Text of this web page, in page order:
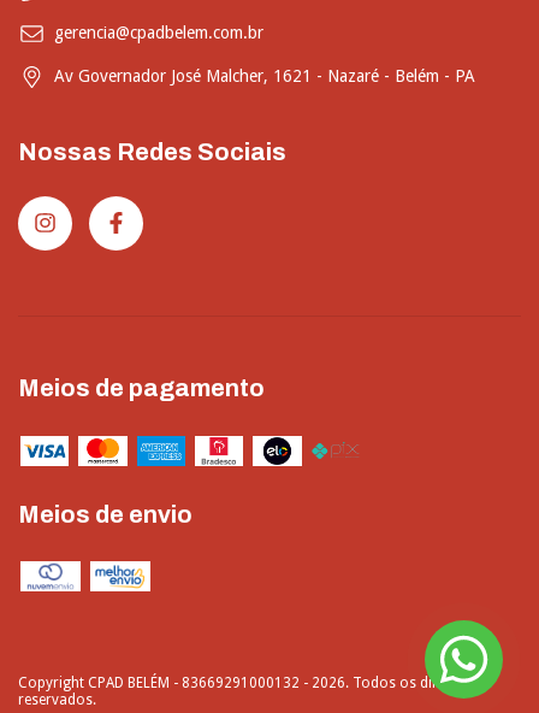
gerencia@cpadbelem.com.br
Av Governador José Malcher, 1621 - Nazaré - Belém - PA
Nossas Redes Sociais
Meios de pagamento
Meios de envio
Copyright CPAD BELÉM - 83669291000132 - 2026. Todos os direitos
reservados.